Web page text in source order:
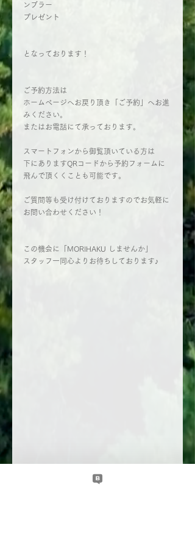
ンブラー
プレゼント
となっております！
ご予約方法は
ホームページへお戻り頂き「ご予約」へお進
みください。
またはお電話にて承っております。
スマートフォンから御覧頂いている方は
下にありますQRコードから予約フォームに
飛んで頂くくことも可能です。
ご質問等も受け付けておりますのでお気軽に
お問い合わせください！
この機会に「MORIHAKU しませんか」
スタッフ一同心よりお待ちしております♪